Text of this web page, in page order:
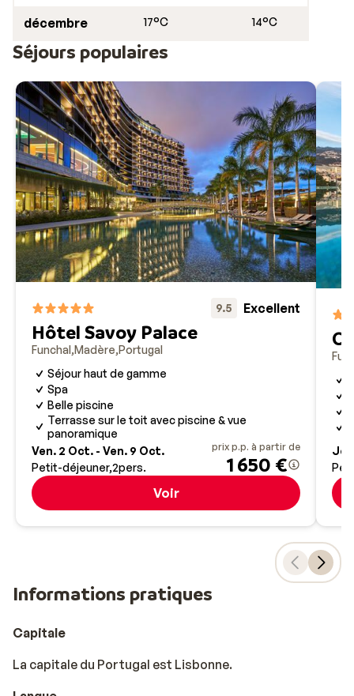
décembre 17°C 14°C
Séjours populaires
9.5 Excellent
Hôtel Savoy Palace
Funchal Madère Portugal
Séjour haut de gamme
Spa
Belle piscine
Terrasse sur le toit avec piscine & vue
panoramique
Ven. 2 Oct. - Ven. 9 Oct.
Petit-déjeuner 2pers.
prix p.p. à partir de
1 650 €
Voir
Informations pratiques
Capitale
La capitale du Portugal est Lisbonne.